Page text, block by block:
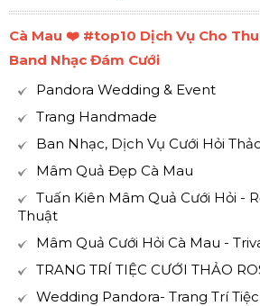
Cà Mau ❤️️ #top10 Dịch Vụ Cho
Band Nhạc Đám Cưới
Pandora Wedding & Event
Trang Handmade
Ban Nhạc, Dịch Vụ Cưới Hỏi
Mâm Quả Đẹp Cà Mau
Tuấn Kiên Mâm Quả Cưới Hỏi -
Thuật
Mâm Quả Cưới Hỏi Cà Mau -
TRANG TRÍ TIỆC CƯỚI THẢO
Wedding Pandora- Trang Trí